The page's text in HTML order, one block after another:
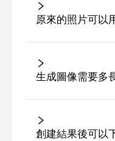
原來的照片可以
生成圖像需要多
創建結果後可以